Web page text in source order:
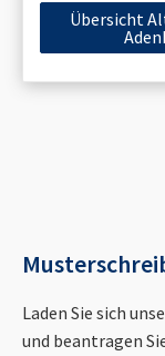
Übersicht
Laden Sie sich
und beantragen